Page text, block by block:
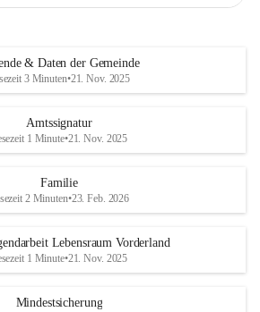
& Daten der Gemeinde
3 Minuten•21. Nov. 2025
Amtssignatur
1 Minute•21. Nov. 2025
Familie
2 Minuten•23. Feb. 2026
Lebensraum Vorderland
1 Minute•21. Nov. 2025
Mindestsicherung